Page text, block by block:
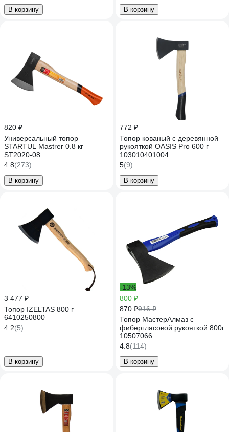
В корзину В корзину
820 ₽
Универсальный топор
STARTUL Mastrer 0.8 кг
ST2020-08
4.8(273)
В корзину
772 ₽
Топор кованый с деревянной
рукояткой OASIS Pro 600 г
103010401004
5(9)
В корзину
3 477 ₽
Топор IZELTAS 800 г
6410250800
4.2(5)
В корзину
-13%
800 ₽
870 ₽916 ₽
Топор МастерАлмаз с
фибергласовой рукояткой 800г
10507066
4.8(114)
В корзину